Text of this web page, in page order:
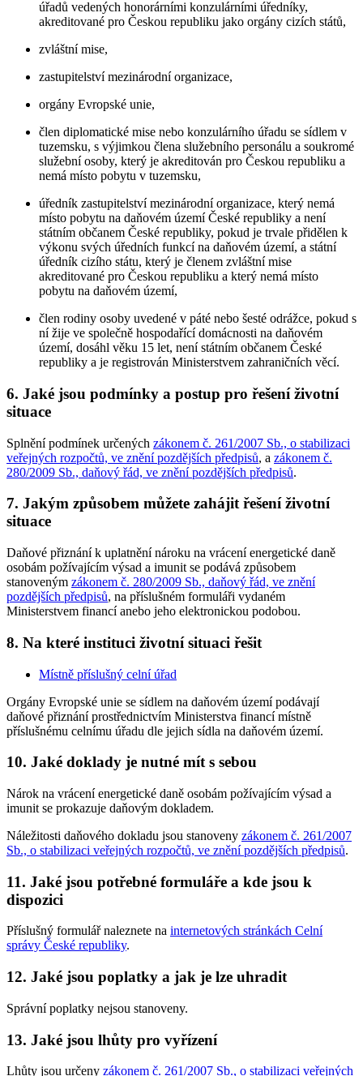
úřadů vedených honorárními konzulárními úředníky,
akreditované pro Českou republiku jako orgány cizích států,
zvláštní mise,
zastupitelství mezinárodní organizace,
orgány Evropské unie,
člen diplomatické mise nebo konzulárního úřadu se sídlem v
tuzemsku, s výjimkou člena služebního personálu a soukromé
služební osoby, který je akreditován pro Českou republiku a
nemá místo pobytu v tuzemsku,
úředník zastupitelství mezinárodní organizace, který nemá
místo pobytu na daňovém území České republiky a není
státním občanem České republiky, pokud je trvale přidělen k
výkonu svých úředních funkcí na daňovém území, a státní
úředník cizího státu, který je členem zvláštní mise
akreditované pro Českou republiku a který nemá místo
pobytu na daňovém území,
člen rodiny osoby uvedené v páté nebo šesté odrážce, pokud s
ní žije ve společně hospodařící domácnosti na daňovém
území, dosáhl věku 15 let, není státním občanem České
republiky a je registrován Ministerstvem zahraničních věcí.
6. Jaké jsou podmínky a postup pro řešení životní
situace
Splnění podmínek určených zákonem č. 261/2007 Sb., o stabilizaci
veřejných rozpočtů, ve znění pozdějších předpisů, a zákonem č.
280/2009 Sb., daňový řád, ve znění pozdějších předpisů.
7. Jakým způsobem můžete zahájit řešení životní
situace
Daňové přiznání k uplatnění nároku na vrácení energetické daně
osobám požívajícím výsad a imunit se podává způsobem
stanoveným zákonem č. 280/2009 Sb., daňový řád, ve znění
pozdějších předpisů, na příslušném formuláři vydaném
Ministerstvem financí anebo jeho elektronickou podobou.
8. Na které instituci životní situaci řešit
Místně příslušný celní úřad
Orgány Evropské unie se sídlem na daňovém území podávají
daňové přiznání prostřednictvím Ministerstva financí místně
příslušnému celnímu úřadu dle jejich sídla na daňovém území.
10. Jaké doklady je nutné mít s sebou
Nárok na vrácení energetické daně osobám požívajícím výsad a
imunit se prokazuje daňovým dokladem.
Náležitosti daňového dokladu jsou stanoveny zákonem č. 261/2007
Sb., o stabilizaci veřejných rozpočtů, ve znění pozdějších předpisů.
11. Jaké jsou potřebné formuláře a kde jsou k
dispozici
Příslušný formulář naleznete na internetových stránkách Celní
správy České republiky.
12. Jaké jsou poplatky a jak je lze uhradit
Správní poplatky nejsou stanoveny.
13. Jaké jsou lhůty pro vyřízení
Lhůty jsou určeny zákonem č. 261/2007 Sb., o stabilizaci veřejných